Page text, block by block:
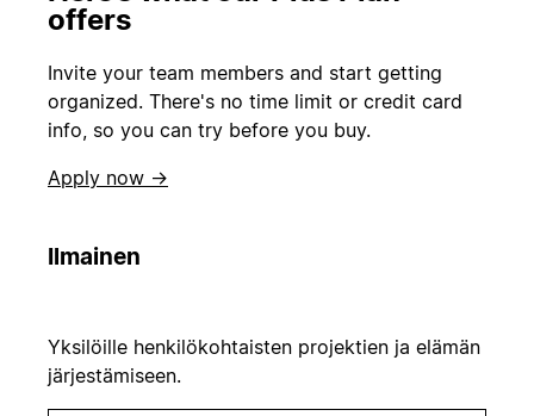
offers
Invite your team members and start getting
organized. There's no time limit or credit card
info, so you can try before you buy.
Apply now →
Ilmainen
Yksilöille henkilökohtaisten projektien ja elämän
järjestämiseen.